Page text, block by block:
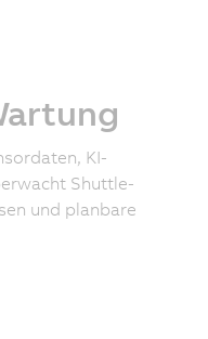
KI-
Shuttle-
und planbare